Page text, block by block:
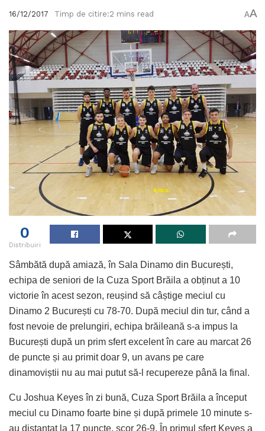
16/12/2017 Timp de citire:2 mins read AA
0
Distribuiri
Sâmbătă după amiază, în Sala Dinamo din București,
echipa de seniori de la Cuza Sport Brăila a obținut a 10
victorie în acest sezon, reușind să câștige meciul cu
Dinamo 2 București cu 78-70. După meciul din tur, când a
fost nevoie de prelungiri, echipa brăileană s-a impus la
București după un prim sfert excelent în care au marcat 26
de puncte și au primit doar 9, un avans pe care
dinamoviștii nu au mai putut să-l recupereze până la final.
Cu Joshua Keyes în zi bună, Cuza Sport Brăila a început
meciul cu Dinamo foarte bine și după primele 10 minute s-
au distanțat la 17 puncte, scor 26-9. În primul sfert Keyes a